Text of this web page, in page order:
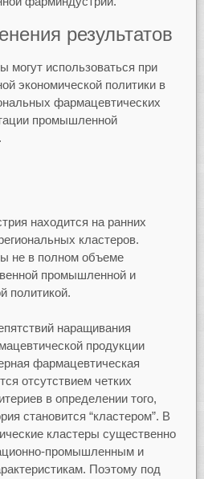
результатов
могут использоваться при
экономической политики в
фармацевтических
промышленной
находится на ранних
кластеров.
не в полном объеме
промышленной и
политикой.
наращивания
продукции
фармацевтическая
отсутствием четких
в определении того,
становится “кластером”. В
кластеры существенно
промышленным и
Поэтому под